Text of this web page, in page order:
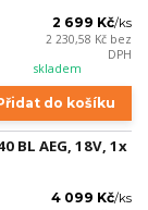
2 699 Kč/ks
2 230,58 Kč bez
DPH
skladem
do košíku
BL AEG, 18V, 1x
4 099 Kč/ks